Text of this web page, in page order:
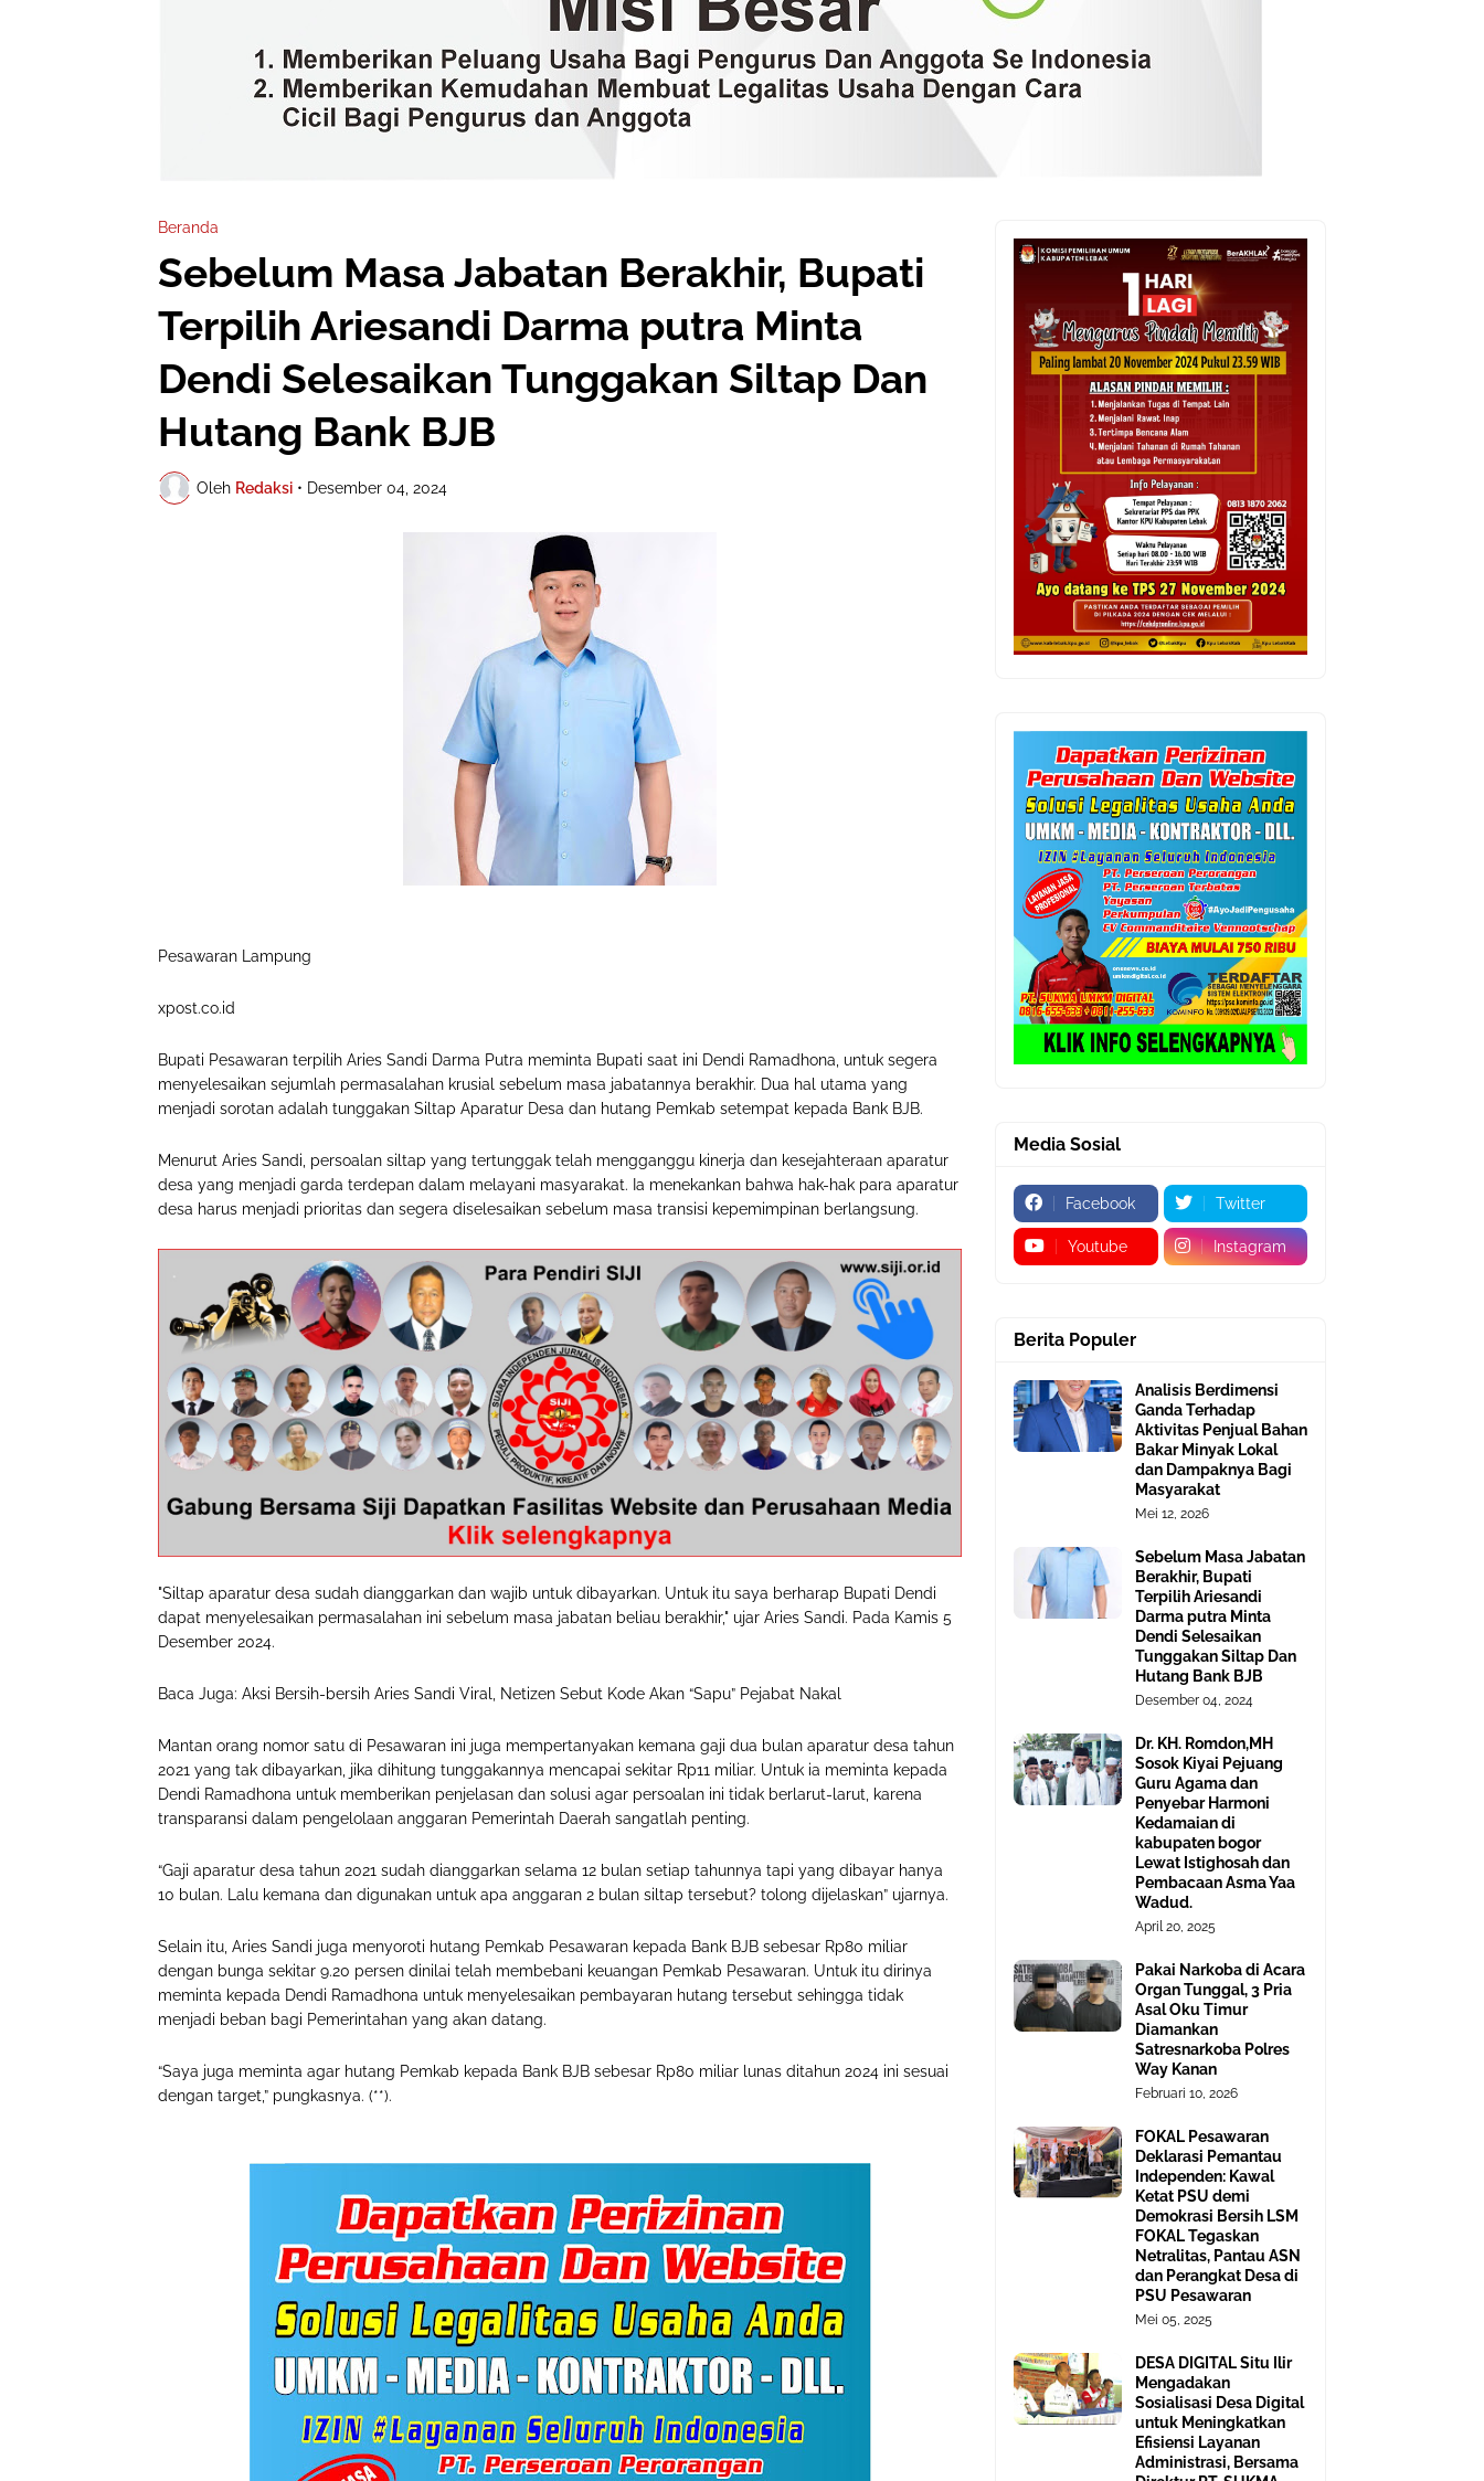
Beranda
Sebelum Masa Jabatan Berakhir, Bupati
Terpilih Ariesandi Darma putra Minta
Dendi Selesaikan Tunggakan Siltap Dan
Hutang Bank BJB
Oleh Redaksi • Desember 04, 2024
Pesawaran Lampung
xpost.co.id
Bupati Pesawaran terpilih Aries Sandi Darma Putra meminta Bupati saat ini Dendi Ramadhona, untuk segera
menyelesaikan sejumlah permasalahan krusial sebelum masa jabatannya berakhir. Dua hal utama yang
menjadi sorotan adalah tunggakan Siltap Aparatur Desa dan hutang Pemkab setempat kepada Bank BJB.
Menurut Aries Sandi, persoalan siltap yang tertunggak telah mengganggu kinerja dan kesejahteraan aparatur
desa yang menjadi garda terdepan dalam melayani masyarakat. Ia menekankan bahwa hak-hak para aparatur
desa harus menjadi prioritas dan segera diselesaikan sebelum masa transisi kepemimpinan berlangsung.
"Siltap aparatur desa sudah dianggarkan dan wajib untuk dibayarkan. Untuk itu saya berharap Bupati Dendi
dapat menyelesaikan permasalahan ini sebelum masa jabatan beliau berakhir," ujar Aries Sandi. Pada Kamis 5
Desember 2024.
Baca Juga: Aksi Bersih-bersih Aries Sandi Viral, Netizen Sebut Kode Akan “Sapu” Pejabat Nakal
Mantan orang nomor satu di Pesawaran ini juga mempertanyakan kemana gaji dua bulan aparatur desa tahun
2021 yang tak dibayarkan, jika dihitung tunggakannya mencapai sekitar Rp11 miliar. Untuk ia meminta kepada
Dendi Ramadhona untuk memberikan penjelasan dan solusi agar persoalan ini tidak berlarut-larut, karena
transparansi dalam pengelolaan anggaran Pemerintah Daerah sangatlah penting.
“Gaji aparatur desa tahun 2021 sudah dianggarkan selama 12 bulan setiap tahunnya tapi yang dibayar hanya
10 bulan. Lalu kemana dan digunakan untuk apa anggaran 2 bulan siltap tersebut? tolong dijelaskan” ujarnya.
Selain itu, Aries Sandi juga menyoroti hutang Pemkab Pesawaran kepada Bank BJB sebesar Rp80 miliar
dengan bunga sekitar 9.20 persen dinilai telah membebani keuangan Pemkab Pesawaran. Untuk itu dirinya
meminta kepada Dendi Ramadhona untuk menyelesaikan pembayaran hutang tersebut sehingga tidak
menjadi beban bagi Pemerintahan yang akan datang.
“Saya juga meminta agar hutang Pemkab kepada Bank BJB sebesar Rp80 miliar lunas ditahun 2024 ini sesuai
dengan target,” pungkasnya. (**).
Media Sosial
Facebook Twitter
Youtube Instagram
Berita Populer
Analisis Berdimensi
Ganda Terhadap
Aktivitas Penjual Bahan
Bakar Minyak Lokal
dan Dampaknya Bagi
Masyarakat
Mei 12, 2026
Sebelum Masa Jabatan
Berakhir, Bupati
Terpilih Ariesandi
Darma putra Minta
Dendi Selesaikan
Tunggakan Siltap Dan
Hutang Bank BJB
Desember 04, 2024
Dr. KH. Romdon,MH
Sosok Kiyai Pejuang
Guru Agama dan
Penyebar Harmoni
Kedamaian di
kabupaten bogor
Lewat Istighosah dan
Pembacaan Asma Yaa
Wadud.
April 20, 2025
Pakai Narkoba di Acara
Organ Tunggal, 3 Pria
Asal Oku Timur
Diamankan
Satresnarkoba Polres
Way Kanan
Februari 10, 2026
FOKAL Pesawaran
Deklarasi Pemantau
Independen: Kawal
Ketat PSU demi
Demokrasi Bersih LSM
FOKAL Tegaskan
Netralitas, Pantau ASN
dan Perangkat Desa di
PSU Pesawaran
Mei 05, 2025
DESA DIGITAL Situ Ilir
Mengadakan
Sosialisasi Desa Digital
untuk Meningkatkan
Efisiensi Layanan
Administrasi, Bersama